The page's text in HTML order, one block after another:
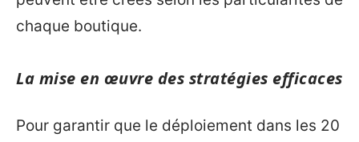
chaque boutique.
La mise en œuvre des stratégies efficaces
Pour garantir que le déploiement dans les 20